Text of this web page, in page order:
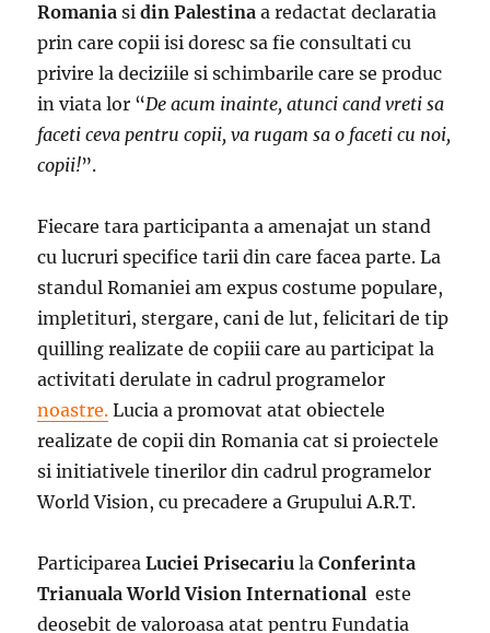
Romania sidin Palestina a redactat declaratia
prin care copii isi doresc sa fie consultati cu
privire la deciziile si schimbarile care se produc
in viata lor “De acum inainte, atunci cand vreti sa
faceti ceva pentru copii, va rugam sa o faceti cu noi,
copii!”.
Fiecare tara participanta a amenajat un stand
cu lucruri specifice tarii din care facea parte. La
standul Romaniei am expus costume populare,
impletituri, stergare, cani de lut, felicitari de tip
quilling realizate de copiii care au participat la
activitati derulate in cadrul programelor
noastre. Lucia a promovat atat obiectele
realizate de copii din Romania cat si proiectele
si initiativele tinerilor din cadrul programelor
World Vision, cu precadere a Grupului A.R.T.
ParticipareaLuciei Prisecariu laConferinta
Trianuala World Vision International este
deosebit de valoroasa atat pentru Fundatia